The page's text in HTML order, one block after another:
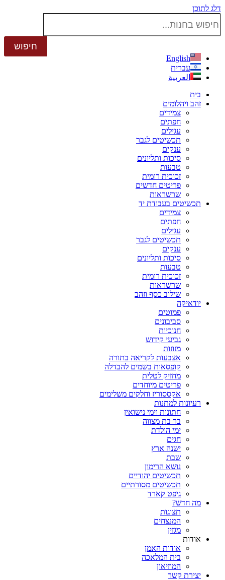
דלג לתוכן
English
עברית
العربية
בית
זהב ויהלומים
צמידים
חפתים
עגילים
תכשיטים לגבר
ענקים
סיכות ותליונים
טבעות
זכוכית רומית
פריטים חדשים
שרשראות
תכשיטים בעבודת יד
צמידים
חפתים
עגילים
תכשיטים לגבר
ענקים
סיכות ותליונים
טבעות
זכוכית רומית
שרשראות
שילוב כסף וזהב
יודאיקה
פמוטים
סביבונים
חנוכיות
גביעי קידוש
מזוזות
אצבעות לקריאה בתורה
קופסאות בשמים להבדלה
מחזיק לטלית
פריטים מיוחדים
אקססוריז וחלקים משלימים
רעיונות למתנות
חתונות וימי נישואין
בר בת מצווה
ימי הולדת
חגים
ישנה ארץ
שבת
נושא הרימון
תכשיטים יהודיים
תכשיטים מסורתיים
גיפט קארד
מה חדש?
תצוגות
המנצחים
מגזין
אודות
אודות האמן
בית המלאכה
המוזיאון
יצירת קשר